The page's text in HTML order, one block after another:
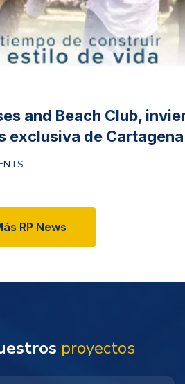
and Beach Club,
exclusiva de Cartagena
RP News
proyectos